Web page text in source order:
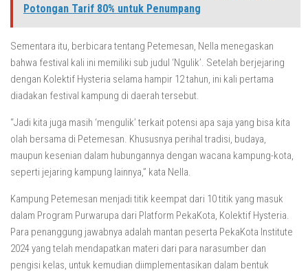
Potongan Tarif 80% untuk Penumpang
Sementara itu, berbicara tentang Petemesan, Nella menegaskan
bahwa festival kali ini memiliki sub judul ‘Ngulik’. Setelah berjejaring
dengan Kolektif Hysteria selama hampir 12 tahun, ini kali pertama
diadakan festival kampung di daerah tersebut.
“Jadi kita juga masih ‘mengulik’ terkait potensi apa saja yang bisa kita
olah bersama di Petemesan. Khususnya perihal tradisi, budaya,
maupun kesenian dalam hubungannya dengan wacana kampung-kota,
seperti jejaring kampung lainnya,” kata Nella.
Kampung Petemesan menjadi titik keempat dari 10 titik yang masuk
dalam Program Purwarupa dari Platform PekaKota, Kolektif Hysteria.
Para penanggung jawabnya adalah mantan peserta PekaKota Institute
2024 yang telah mendapatkan materi dari para narasumber dan
pengisi kelas, untuk kemudian diimplementasikan dalam bentuk